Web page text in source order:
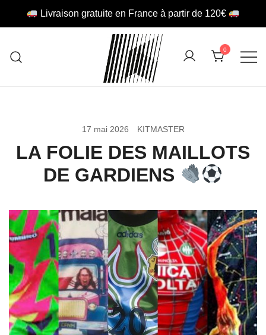
Livraison gratuite en France à partir de 120€
content
0
17 mai 2026 KITMASTER
LA FOLIE DES MAILLOTS
DE GARDIENS